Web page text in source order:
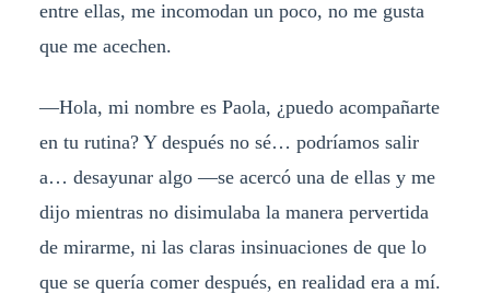
entre ellas, me incomodan un poco, no me gusta
que me acechen.
—Hola, mi nombre es Paola, ¿puedo acompañarte
en tu rutina? Y después no sé… podríamos salir
a… desayunar algo —se acercó una de ellas y me
dijo mientras no disimulaba la manera pervertida
de mirarme, ni las claras insinuaciones de que lo
que se quería comer después, en realidad era a mí.